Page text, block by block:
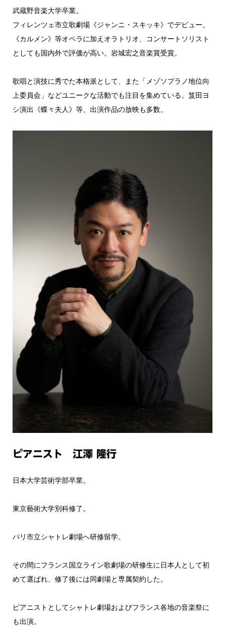
武蔵野音楽大学卒業。
フィレンツェ市立歌劇場《ジャンニ・スキッキ》でデビュー。
《カルメン》等オペラに加えオラトリオ、コンサートソリスト
としても国内外で評価が高い。岩城宏之音楽賞受賞。
歌唱と演技に秀でた本格派として、また「メゾソプラノ地位向
上委員会」などユニークな活動でも注目を集めている。笈田ヨ
シ演出《蝶々夫人》等、出演作品の放映も多数。
ピアニスト 江澤 隆行
日本大学芸術学部卒業。
東京藝術大学別科修了。
パリ市立シャトレ劇場へ研修留学。
その間にフランス国立ライン歌劇場の研修生に日本人として初
めて選ばれ、修了後には同劇場と専属契約した。
ピアニストとしてシャトレ劇場およびフランス各地の音楽祭に
も出演。